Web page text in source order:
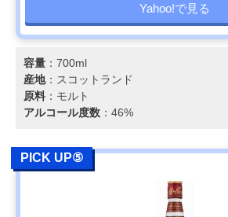
Yahoo!で見る
容量 ：700ml
産地：スコットランド
原料 ：モルト
アルコール度数 ：46%
PICK UP⑤